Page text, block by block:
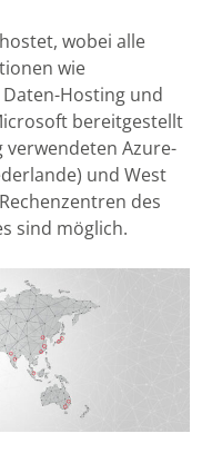
wobei alle
wie
Hosting und
bereitgestellt
Azure-
und West
des
sind möglich.